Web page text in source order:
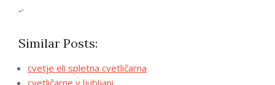
“`
Similar Posts:
cvetje eli spletna cvetličarna
cvetličarne v ljubljani